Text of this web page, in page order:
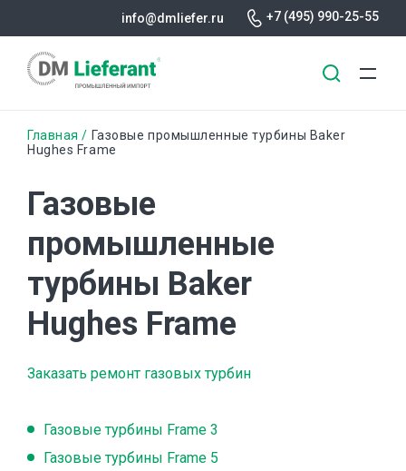
содержанию
info@dmliefer.ru +7 (495) 990-25-55
Строка
Главная
Газовые промышленные турбины Baker
Hughes Frame
Газовые
промышленные
турбины Baker
Hughes Frame
Заказать ремонт газовых турбин
Газовые турбины Frame 3
Газовые турбины Frame 5